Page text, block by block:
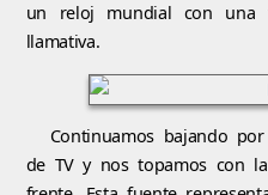
un reloj mundial con
llamativa.
Continuamos bajando
de TV y nos topamos con